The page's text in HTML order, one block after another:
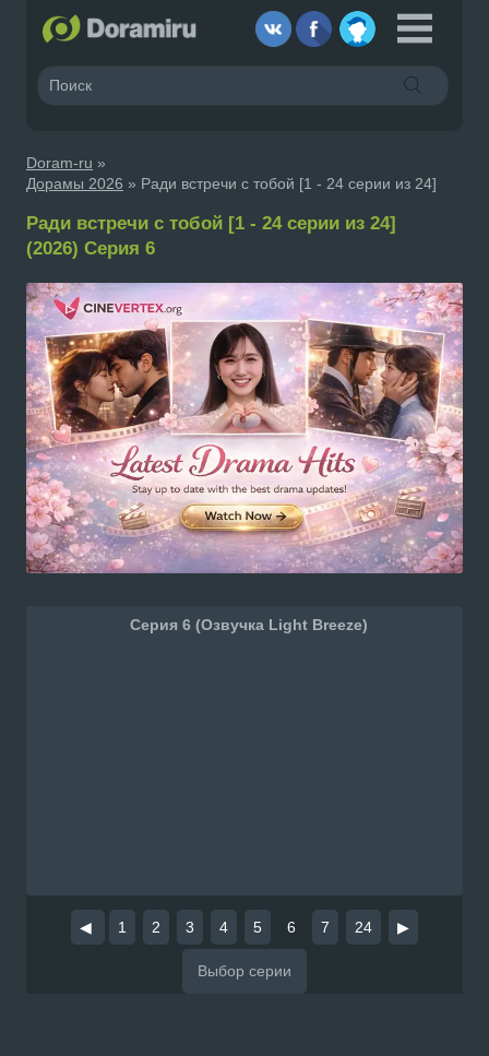
Doram-ru »
Дорамы 2026 » Ради встречи с тобой [1 - 24 серии из 24]
Ради встречи с тобой [1 - 24 серии из 24]
(2026) Серия 6
Серия 6 (Озвучка Light Breeze)
◀ 1 2 3 4 5 6 7 24 ▶